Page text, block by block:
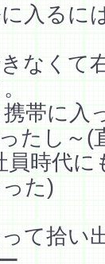
入るに
なくて
帯に入
たし～(
時代に
た)
て拾い